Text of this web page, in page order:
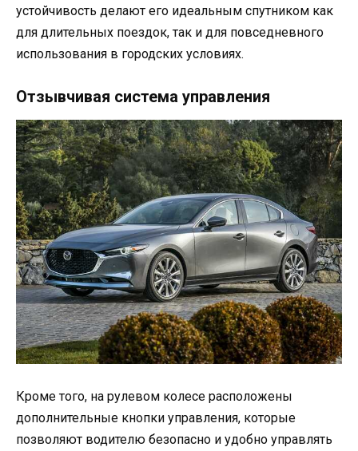
устойчивость делают его идеальным спутником как
для длительных поездок, так и для повседневного
использования в городских условиях.
Отзывчивая система управления
Кроме того, на рулевом колесе расположены
дополнительные кнопки управления, которые
позволяют водителю безопасно и удобно управлять